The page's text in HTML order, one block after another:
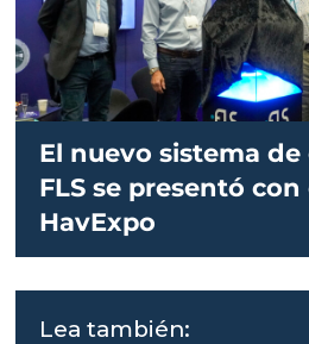
El nuevo sistema de
FLS se presentó
HavExpo
Lea también: